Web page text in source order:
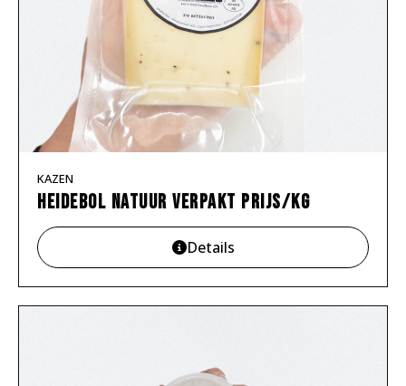
KAZEN
Heidebol natuur verpakt prijs/kg
Details